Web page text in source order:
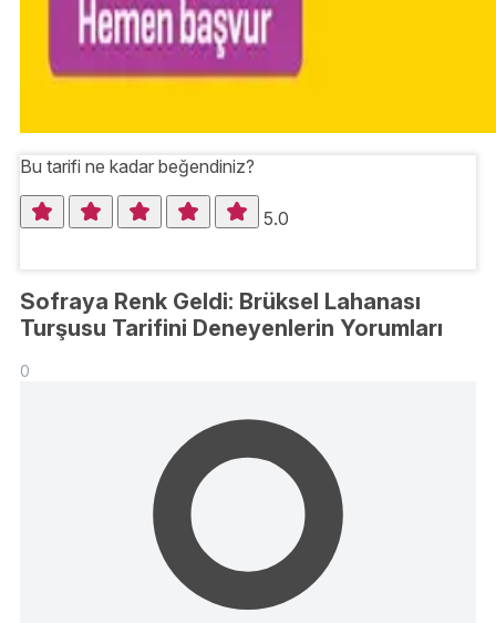
Bu tarifi ne kadar beğendiniz?
5.0
Sofraya Renk Geldi: Brüksel Lahanası
Turşusu Tarifini Deneyenlerin Yorumları
0